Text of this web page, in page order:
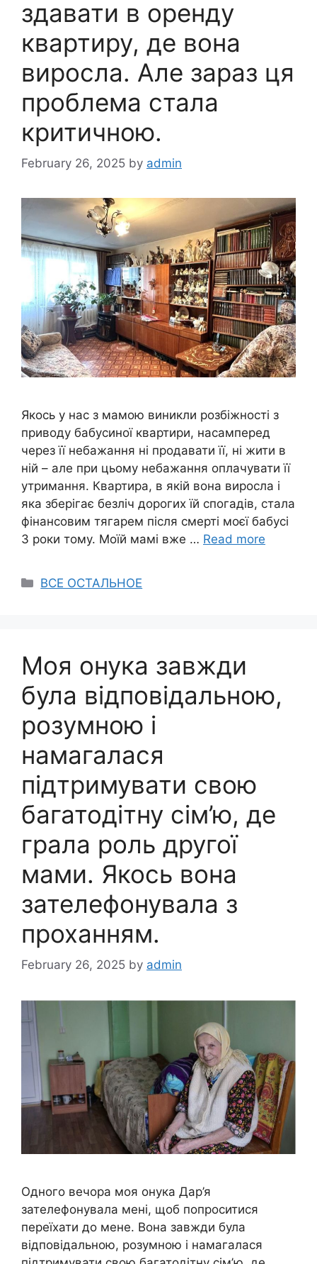
здавати в оренду
квартиру, де вона
виросла. Але зараз ця
проблема стала
критичною.
February 26, 2025 by admin
Якось у нас з мамою виникли розбіжності з
приводу бабусиної квартири, насамперед
через її небажання ні продавати її, ні жити в
ній – але при цьому небажання оплачувати її
утримання. Квартира, в якій вона виросла і
яка зберігає безліч дорогих їй спогадів, стала
фінансовим тягарем після смерті моєї бабусі
3 роки тому. Моїй мамі вже … Read more
Categories
ВСЕ ОСТАЛЬНОЕ
Моя онука завжди
була відповідальною,
розумною і
намагалася
підтримувати свою
багатодітну сім’ю, де
грала роль другої
мами. Якось вона
зателефонувала з
проханням.
February 26, 2025 by admin
Одного вечора моя онука Дар’я
зателефонувала мені, щоб попроситися
переїхати до мене. Вона завжди була
відповідальною, розумною і намагалася